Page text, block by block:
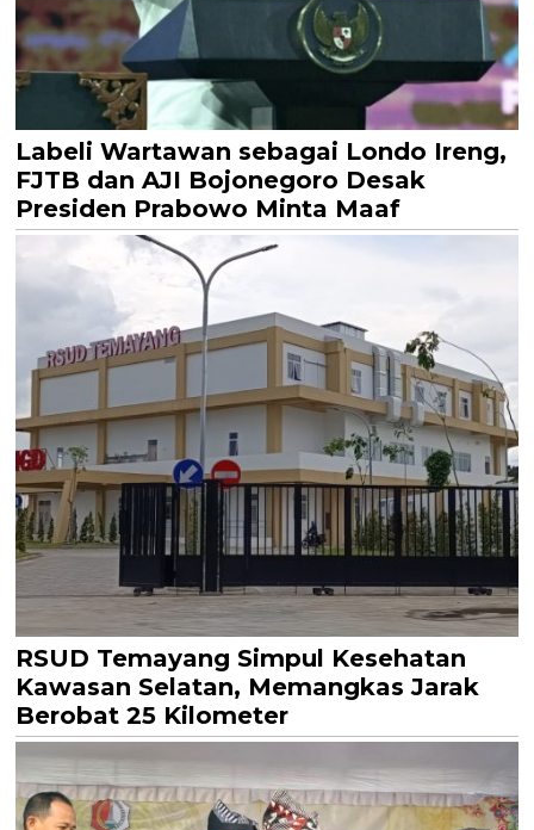
Labeli Wartawan sebagai Londo Ireng,
FJTB dan AJI Bojonegoro Desak
Presiden Prabowo Minta Maaf
RSUD Temayang Simpul Kesehatan
Kawasan Selatan, Memangkas Jarak
Berobat 25 Kilometer